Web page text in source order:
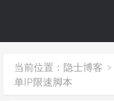
当前位置： 隐士博客 >
单IP限速脚本